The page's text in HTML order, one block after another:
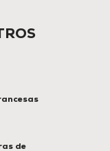
de